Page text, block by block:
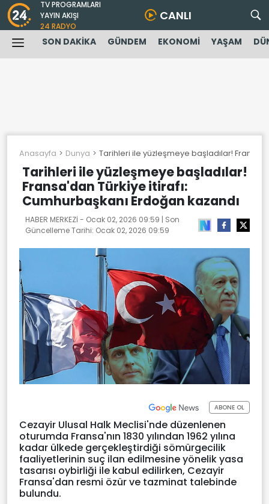
TV PROGRAMLARI
YAYIN AKIŞI
24 RADYO
CANLI
SON DAKİKA GÜNDEM EKONOMİ YAŞAM
Anasayfa Dunya Tarihleri ile yüzleşmeye başladılar!
Tarihleri ile yüzleşmeye başladılar!
Fransa'dan Türkiye itirafı:
Cumhurbaşkanı Erdoğan kazandı
HABER MERKEZİ - Ocak 02, 2026 09:59 | Son
Güncelleme Tarihi: Ocak 02, 2026 09:59
ABONE OL
Cezayir Ulusal Halk Meclisi'nde düzenlenen
oturumda Fransa'nın 1830 yılından 1962 yılına
kadar ülkede gerçekleştirdiği sömürgecilik
faaliyetlerinin suç ilan edilmesine yönelik yasa
tasarısı oybirliği ile kabul edilirken, Cezayir
Fransa'dan resmi özür ve tazminat talebinde
bulundu.